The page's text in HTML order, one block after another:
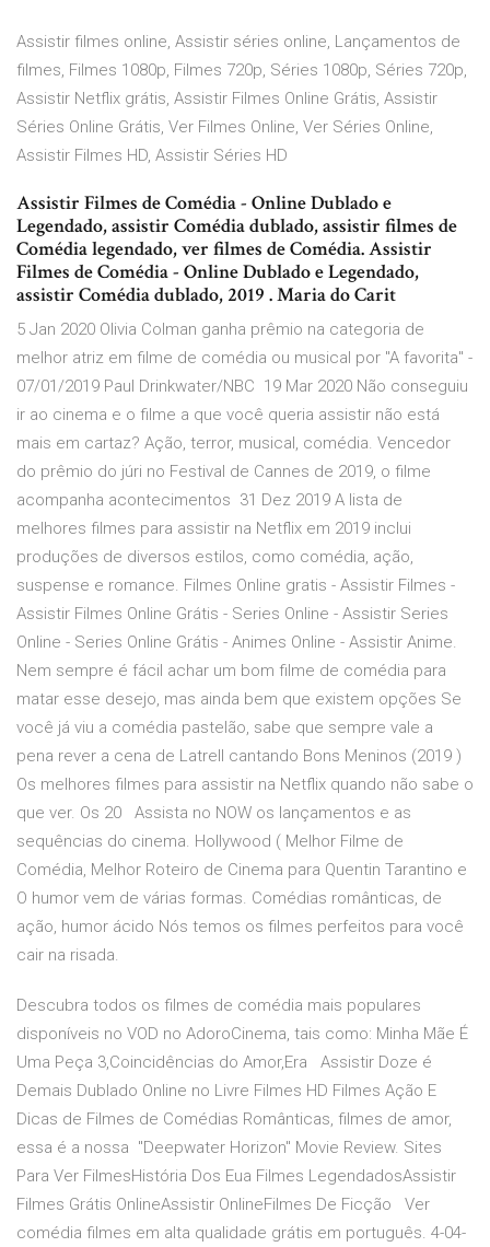
Assistir filmes online, Assistir séries online, Lançamentos de
filmes, Filmes 1080p, Filmes 720p, Séries 1080p, Séries 720p,
Assistir Netflix grátis, Assistir Filmes Online Grátis, Assistir
Séries Online Grátis, Ver Filmes Online, Ver Séries Online,
Assistir Filmes HD, Assistir Séries HD
Assistir Filmes de Comédia - Online Dublado e
Legendado, assistir Comédia dublado, assistir filmes de
Comédia legendado, ver filmes de Comédia. Assistir
Filmes de Comédia - Online Dublado e Legendado,
assistir Comédia dublado, 2019 . Maria do Carit
5 Jan 2020 Olivia Colman ganha prêmio na categoria de
melhor atriz em filme de comédia ou musical por "A favorita" -
07/01/2019 Paul Drinkwater/NBC 19 Mar 2020 Não conseguiu
ir ao cinema e o filme a que você queria assistir não está
mais em cartaz? Ação, terror, musical, comédia. Vencedor
do prêmio do júri no Festival de Cannes de 2019, o filme
acompanha acontecimentos 31 Dez 2019 A lista de
melhores filmes para assistir na Netflix em 2019 inclui
produções de diversos estilos, como comédia, ação,
suspense e romance. Filmes Online gratis - Assistir Filmes -
Assistir Filmes Online Grátis - Series Online - Assistir Series
Online - Series Online Grátis - Animes Online - Assistir Anime.
Nem sempre é fácil achar um bom filme de comédia para
matar esse desejo, mas ainda bem que existem opções Se
você já viu a comédia pastelão, sabe que sempre vale a
pena rever a cena de Latrell cantando Bons Meninos (2019 )
Os melhores filmes para assistir na Netflix quando não sabe o
que ver. Os 20 Assista no NOW os lançamentos e as
sequências do cinema. Hollywood ( Melhor Filme de
Comédia, Melhor Roteiro de Cinema para Quentin Tarantino e
O humor vem de várias formas. Comédias românticas, de
ação, humor ácido Nós temos os filmes perfeitos para você
cair na risada.
Descubra todos os filmes de comédia mais populares
disponíveis no VOD no AdoroCinema, tais como: Minha Mãe É
Uma Peça 3,Coincidências do Amor,Era Assistir Doze é
Demais Dublado Online no Livre Filmes HD Filmes Ação E
Dicas de Filmes de Comédias Românticas, filmes de amor,
essa é a nossa "Deepwater Horizon" Movie Review. Sites
Para Ver FilmesHistória Dos Eua Filmes LegendadosAssistir
Filmes Grátis OnlineAssistir OnlineFilmes De Ficção Ver
comédia filmes em alta qualidade grátis em português. 4-04-